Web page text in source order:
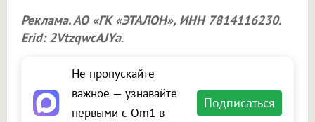
Реклама. АО «ГК «ЭТАЛОН», ИНН 7814116230.
Erid: 2VtzqwcAJYa.
Не пропускайте
важное — узнавайте
первыми с Om1 в
Подписаться